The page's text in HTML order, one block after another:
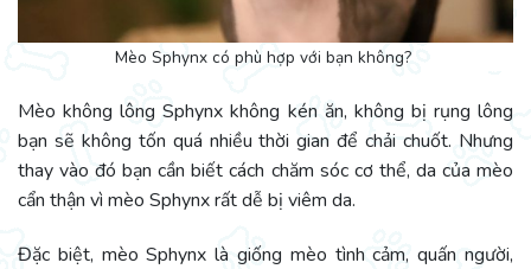
Mèo Sphynx có phù hợp với bạn không?
Mèo không lông Sphynx không kén ăn, không bị rụng lông
bạn sẽ không tốn quá nhiều thời gian để chải chuốt. Nhưng
thay vào đó bạn cần biết cách chăm sóc cơ thể, da của mèo
cẩn thận vì mèo Sphynx rất dễ bị viêm da.
Đặc biệt, mèo Sphynx là giống mèo tình cảm, quấn người,